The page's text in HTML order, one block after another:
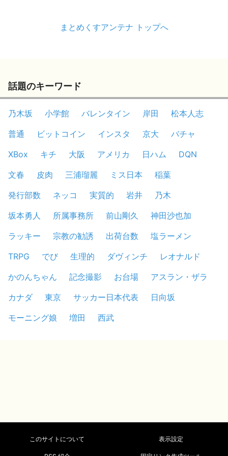
まとめくすアンテナ トップへ
話題のキーワード
乃木坂 小学館 バレンタイン 岸田
松本人志
普通
ビットコイン インスタ 京大
バチャ
XBox
キチ 大阪 アメリカ 日ハム
DQN
文春
皮肉 三浦瑠麗 ミス日本
稲葉
発行部数
ネッコ 実質的 岩井
乃木
坂本勇人
所属事務所 前山剛久
神田沙也加
ラッキー
宗教の勧誘 出荷台数
塩ラーメン
TRPG
でび 生理的 ダヴィンチ
レオナルド
かのんちゃん
記念撮影 お台場
アスラン・ザラ
カナダ
東京 サッカー日本代表
日向坂
モーニング娘
増田 西武
このサイトについて 表示設定